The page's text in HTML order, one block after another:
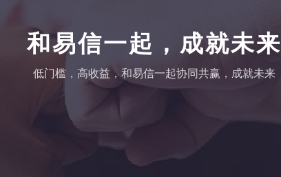
和易信一起，成就未来
低门槛，高收益，和易信一起协同共赢，成就未来